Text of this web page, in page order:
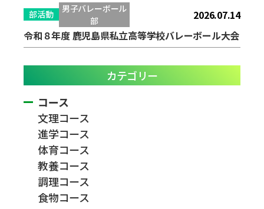
部活動
男子バレーボール
部
2026.07.14
令和８年度 鹿児島県私立高等学校バレーボール大会
カテゴリー
コース
文理コース
進学コース
体育コース
教養コース
調理コース
食物コース